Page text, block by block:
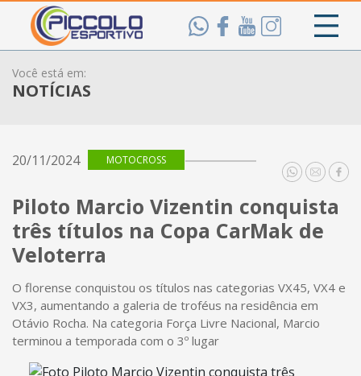
Você está em:
NOTÍCIAS
20/11/2024 MOTOCROSS
Piloto Marcio Vizentin conquista
três títulos na Copa CarMak de
Veloterra
O florense conquistou os títulos nas categorias VX45, VX4 e
VX3, aumentando a galeria de troféus na residência em
Otávio Rocha. Na categoria Força Livre Nacional, Marcio
terminou a temporada com o 3º lugar